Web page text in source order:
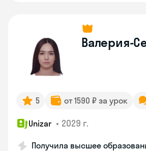
Валерия-
5 от 1590 ₽ за урок
Unizar • 2029 г.
Получила высшее